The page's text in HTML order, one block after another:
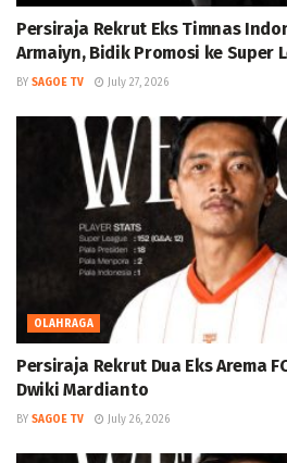
Persiraja Rekrut Eks Timnas
Armaiyn, Bidik Promosi ke Super
BY SAGOE TV July 27, 2026
OLAHRAGA
Persiraja Rekrut Dua Eks Arema
Dwiki Mardianto
BY SAGOE TV July 26, 2026